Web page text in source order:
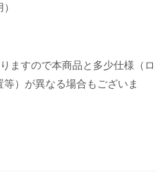
ますので本商品と多少仕様（ロ
）が異なる場合もございま